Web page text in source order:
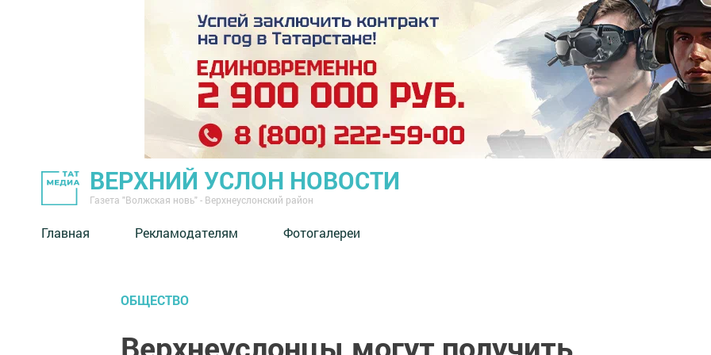
ВЕРХНИЙ УСЛОН НОВОСТИ
Газета "Волжская новь" - Верхнеуслонский район
Главная Рекламодателям Фотогалереи
ОБЩЕСТВО
Верхнеуслонцы могут получить